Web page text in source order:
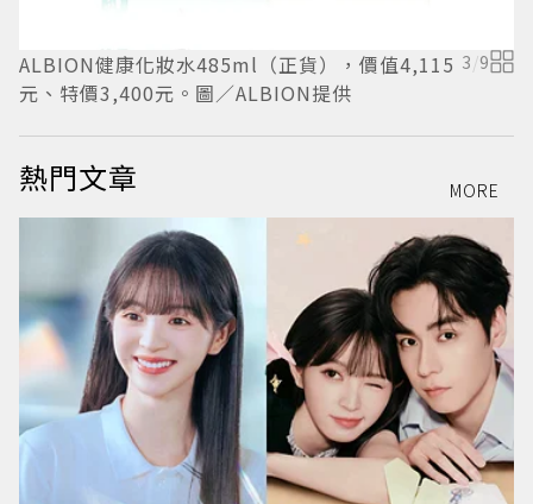
ALBION健康化妝水485ml（正貨），價值4,115
元、特價3,400元。圖／ALBION提供
3 /9
熱門文章 MORE